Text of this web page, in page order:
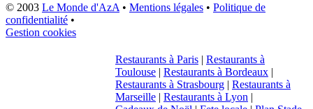
© 2003 Le Monde d'AzA• Mentions légales • Politique de
confidentialité •
Gestion cookies
Restaurants à Paris | Restaurants à
Toulouse | Restaurants à Bordeaux |
Restaurants à Strasbourg | Restaurants à
Marseille | Restaurants à Lyon |